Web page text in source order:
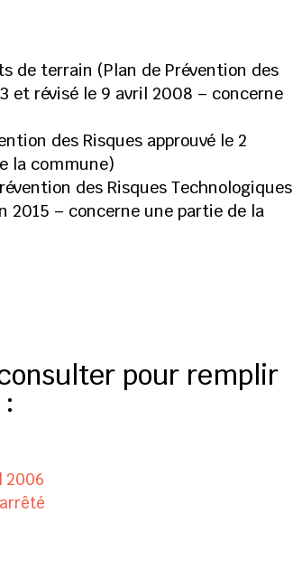
de terrain (Plan de Prévention des
et révisé le 9 avril 2008 – concerne
des Risques approuvé le 2
la commune)
des Risques Technologiques
2015 – concerne une partie de la
pour remplir
2006